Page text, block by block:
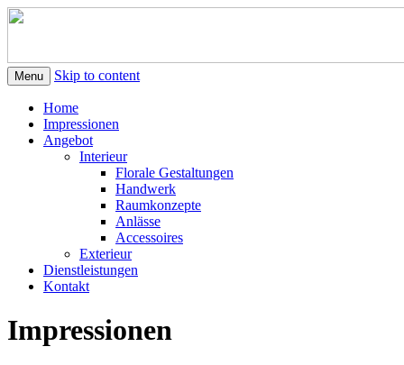
Menu Skip to content
Home
Impressionen
Angebot
Interieur
Florale Gestaltungen
Handwerk
Raumkonzepte
Anlässe
Accessoires
Exterieur
Dienstleistungen
Kontakt
Impressionen